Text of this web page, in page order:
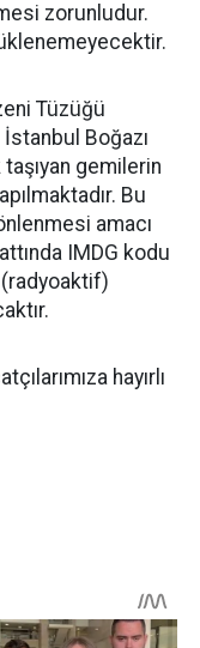
zorunludur.
Tüzüğü
İstanbul Boğazı
gemilerin
Bu
amacı
IMDG kodu
(radyoaktif)
hayırlı